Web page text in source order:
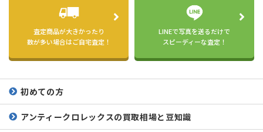
査定商品が大きかったり
数が多い場合はご自宅査定！
LINEで写真を送るだけで
スピーディーな査定！
初めての方
アンティークロレックスの買取相場と豆知識